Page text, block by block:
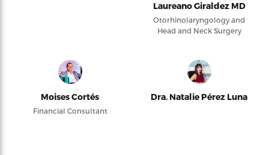
Laureano Giraldez MD
Otorhinolaryngology and
Head and Neck Surgery
Moises Cortés
Financial Consultant
Dra. Natalie Pérez Luna